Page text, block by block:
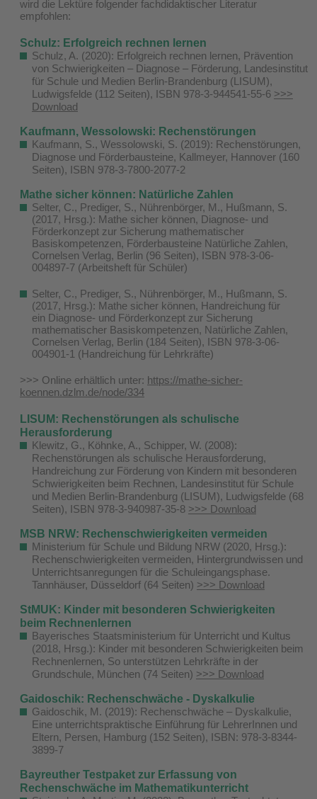
wird die Lektüre folgender fachdidaktischer Literatur
empfohlen:
Schulz: Erfolgreich rechnen lernen
Schulz, A. (2020): Erfolgreich rechnen lernen, Prävention
von Schwierigkeiten – Diagnose – Förderung, Landesinstitut
für Schule und Medien Berlin-Brandenburg (LISUM),
Ludwigsfelde (112 Seiten), ISBN 978-3-944541-55-6 >>>
Download
Kaufmann, Wessolowski: Rechenstörungen
Kaufmann, S., Wessolowski, S. (2019): Rechenstörungen,
Diagnose und Förderbausteine, Kallmeyer, Hannover (160
Seiten), ISBN 978-3-7800-2077-2
Mathe sicher können: Natürliche Zahlen
Selter, C., Prediger, S., Nührenbörger, M., Hußmann, S.
(2017, Hrsg.): Mathe sicher können, Diagnose- und
Förderkonzept zur Sicherung mathematischer
Basiskompetenzen, Förderbausteine Natürliche Zahlen,
Cornelsen Verlag, Berlin (96 Seiten), ISBN 978-3-06-
004897-7 (Arbeitsheft für Schüler)
Selter, C., Prediger, S., Nührenbörger, M., Hußmann, S.
(2017, Hrsg.): Mathe sicher können, Handreichung für
ein Diagnose- und Förderkonzept zur Sicherung
mathematischer Basiskompetenzen, Natürliche Zahlen,
Cornelsen Verlag, Berlin (184 Seiten), ISBN 978-3-06-
004901-1 (Handreichung für Lehrkräfte)
>>> Online erhältlich unter: https://mathe-sicher-
koennen.dzlm.de/node/334
LISUM: Rechenstörungen als schulische
Herausforderung
Klewitz, G., Köhnke, A., Schipper, W. (2008):
Rechenstörungen als schulische Herausforderung,
Handreichung zur Förderung von Kindern mit besonderen
Schwierigkeiten beim Rechnen, Landesinstitut für Schule
und Medien Berlin-Brandenburg (LISUM), Ludwigsfelde (68
Seiten), ISBN 978-3-940987-35-8 >>> Download
MSB NRW: Rechenschwierigkeiten vermeiden
Ministerium für Schule und Bildung NRW (2020, Hrsg.):
Rechenschwierigkeiten vermeiden, Hintergrundwissen und
Unterrichtsanregungen für die Schuleingangsphase.
Tannhäuser, Düsseldorf (64 Seiten) >>> Download
StMUK: Kinder mit besonderen Schwierigkeiten
beim Rechnenlernen
Bayerisches Staatsministerium für Unterricht und Kultus
(2018, Hrsg.): Kinder mit besonderen Schwierigkeiten beim
Rechnenlernen, So unterstützen Lehrkräfte in der
Grundschule, München (74 Seiten) >>> Download
Gaidoschik: Rechenschwäche - Dyskalkulie
Gaidoschik, M. (2019): Rechenschwäche – Dyskalkulie,
Eine unterrichtspraktische Einführung für LehrerInnen und
Eltern, Persen, Hamburg (152 Seiten), ISBN: 978-3-8344-
3899-7
Bayreuther Testpaket zur Erfassung von
Rechenschwäche im Mathematikunterricht